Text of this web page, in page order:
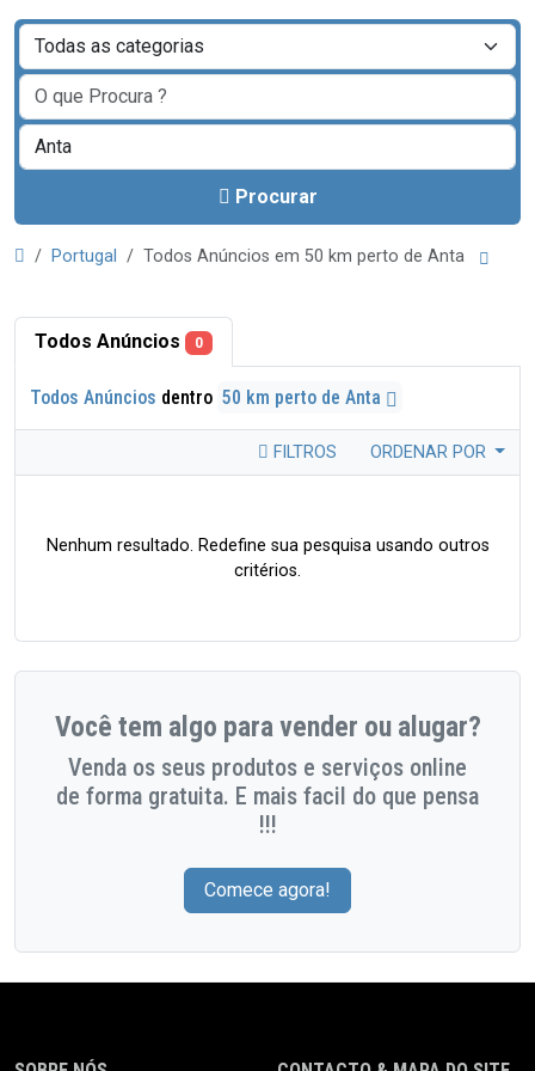
Procurar
Portugal Todos Anúncios em 50 km perto de Anta
Todos Anúncios 0
Todos Anúncios dentro 50 km perto de Anta
FILTROS ORDENAR POR
Nenhum resultado. Redefine sua pesquisa usando outros
critérios.
Você tem algo para vender ou alugar?
Venda os seus produtos e serviços online
de forma gratuita. E mais facil do que pensa
!!!
Comece agora!